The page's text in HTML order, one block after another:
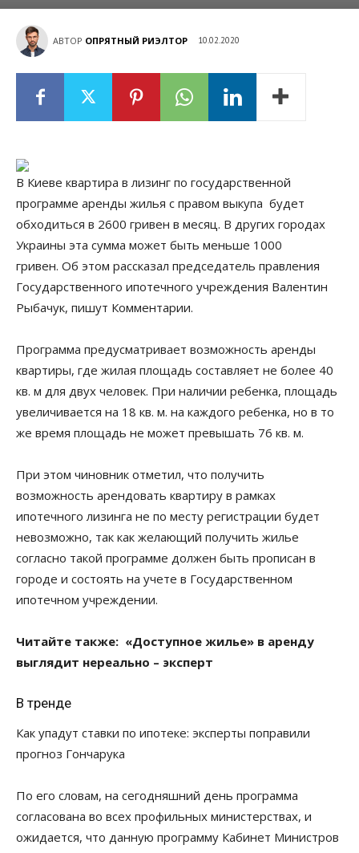
АВТОР ОПРЯТНЫЙ РИЭЛТОР 10.02.2020
В Киеве квартира в лизинг по государственной
программе аренды жилья с правом выкупа будет
обходиться в 2600 гривен в месяц. В других городах
Украины эта сумма может быть меньше 1000
гривен. Об этом рассказал председатель правления
Государственного ипотечного учреждения Валентин
Рыбачук, пишут Комментарии.
Программа предусматривает возможность аренды
квартиры, где жилая площадь составляет не более 40
кв. м для двух человек. При наличии ребенка, площадь
увеличивается на 18 кв. м. на каждого ребенка, но в то
же время площадь не может превышать 76 кв. м.
При этом чиновник отметил, что получить
возможность арендовать квартиру в рамках
ипотечного лизинга не по месту регистрации будет
невозможно, так как желающий получить жилье
согласно такой программе должен быть прописан в
городе и состоять на учете в Государственном
ипотечном учреждении.
Читайте также: «Доступное жилье» в аренду
выглядит нереально – эксперт
В тренде
Как упадут ставки по ипотеке: эксперты поправили
прогноз Гончарука
По его словам, на сегодняшний день программа
согласована во всех профильных министерствах, и
ожидается, что данную программу Кабинет Министров